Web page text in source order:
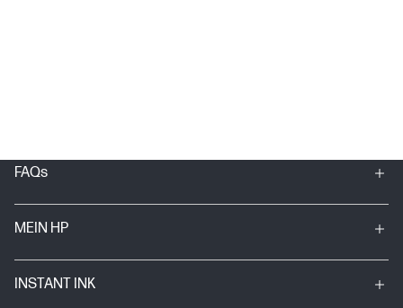
FAQs
MEIN HP
INSTANT INK